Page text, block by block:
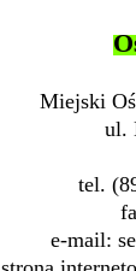
Miejski
ul.
tel.
e-mail: